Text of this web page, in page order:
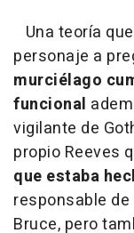
Una teoría
personaje a
murciélago
funcional
vigilante de
propio Reeves
que estaba
responsable
Bruce, pero